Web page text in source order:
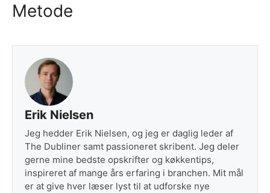
Metode
Erik Nielsen
Jeg hedder Erik Nielsen, og jeg er daglig leder af
The Dubliner samt passioneret skribent. Jeg deler
gerne mine bedste opskrifter og køkkentips,
inspireret af mange års erfaring i branchen. Mit mål
er at give hver læser lyst til at udforske nye